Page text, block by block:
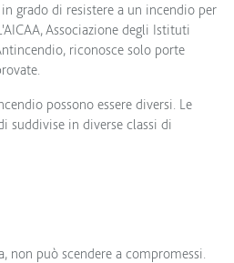
grado di resistere a un incendio per
Associazione degli Istituti
riconosce solo porte
possono essere diversi. Le
suddivise in diverse classi di
non può scendere a compromessi.